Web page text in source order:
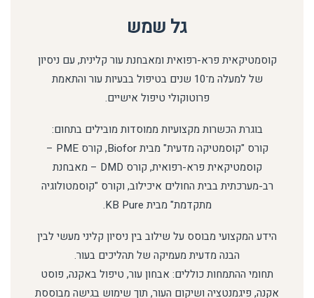
גל שמש
קוסמטיקאית פרא-רפואית ומאבחנת עור קלינית, עם ניסיון
של למעלה מ־10 שנים בטיפול בבעיות עור והתאמת
פרוטוקולי טיפול אישיים.
בוגרת הכשרות מקצועיות ממוסדות מובילים בתחום:
קורס "קוסמטיקה מדעית" מבית Biofor, קורס PME –
קוסמטיקאית פרא-רפואית, קורס DMD – מאבחנת
רב-מערכתית בבית החולים איכילוב, וקורס "קוסמטולוגיה
מתקדמת" מבית KB Pure.
הידע המקצועי מבוסס על שילוב בין ניסיון קליני מעשי לבין
הבנה מדעית מעמיקה של תהליכים בעור.
תחומי ההתמחות כוללים: אבחון עור, טיפול באקנה, פוסט
אקנה, פיגמנטציה ושיקום העור, תוך שימוש בגישה מבוססת